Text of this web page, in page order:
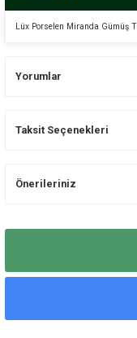
Lüx Porselen Miranda Gümüş
Yorumlar
Taksit Seçenekleri
Önerileriniz
Ürün resmi kalitesiz,